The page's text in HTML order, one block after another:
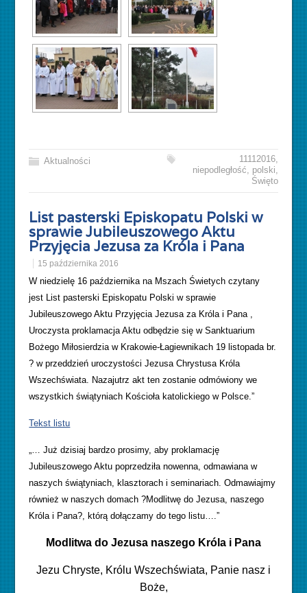
Aktualności 11112016,
niepodległość, polski,
Święto
List pasterski Episkopatu Polski w
sprawie Jubileuszowego Aktu
Przyjęcia Jezusa za Króla i Pana
15 października 2016
W niedzielę 16 października na Mszach Świetych czytany
jest List pasterski Episkopatu Polski w sprawie
Jubileuszowego Aktu Przyjęcia Jezusa za Króla i Pana ,
Uroczysta proklamacja Aktu odbędzie się w Sanktuarium
Bożego Miłosierdzia w Krakowie-Łagiewnikach 19 listopada br.
? w przeddzień uroczystości Jezusa Chrystusa Króla
Wszechświata. Nazajutrz akt ten zostanie odmówiony we
wszystkich świątyniach Kościoła katolickiego w Polsce.”
Tekst listu
„… Już dzisiaj bardzo prosimy, aby proklamację
Jubileuszowego Aktu poprzedziła nowenna, odmawiana w
naszych świątyniach, klasztorach i seminariach. Odmawiajmy
również w naszych domach ?Modlitwę do Jezusa, naszego
Króla i Pana?, którą dołączamy do tego listu….”
Modlitwa do Jezusa naszego Króla i Pana
Jezu Chryste, Królu Wszechświata, Panie nasz i
Boże,